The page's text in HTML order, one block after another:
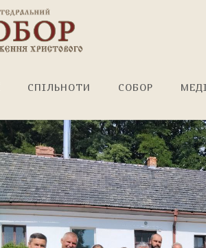
СПІЛЬНОТИ СОБОР